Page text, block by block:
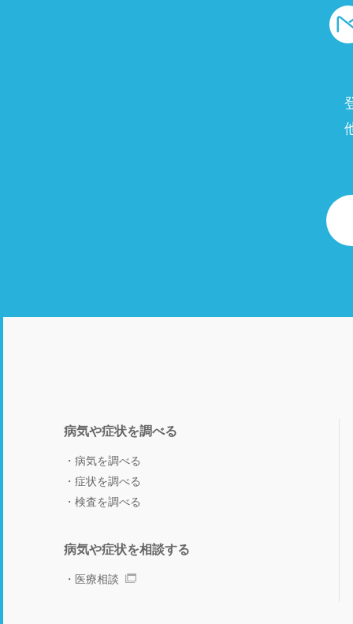
病気や症状を調べる
病気を調べる
症状を調べる
検査を調べる
病気や症状を相談する
医療相談